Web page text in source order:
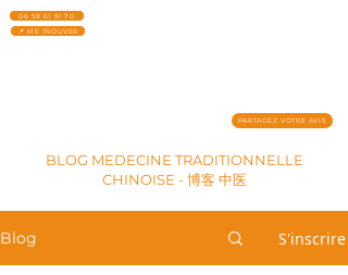
06 58 61 91 70
PARTAGEZ VOTRE AVIS
📍 ME TROUVER
BLOG MEDECINE TRADITIONNELLE
CHINOISE - 博客 中医
Blog S'inscrire